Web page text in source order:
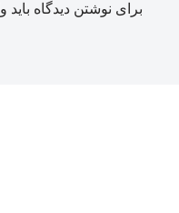
برای نوشتن دیدگاه باید